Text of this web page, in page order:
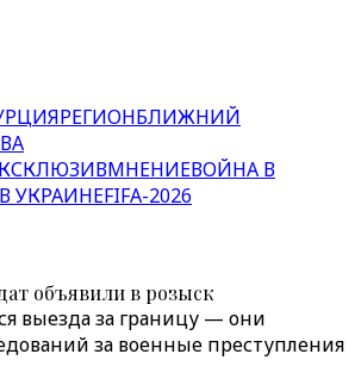
РЕГИОНБЛИЖНИЙ
МНЕНИЕВОЙНА В
УКРАИНЕFIFA-2026
объявили в розыск
выезда за границу — они
за военные преступления